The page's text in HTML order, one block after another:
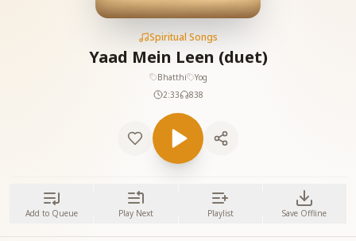
Spiritual Songs
Yaad Mein Leen (duet)
Bhatthi
Yog
2:33
838
Add to Queue Play Next Playlist Save Offline